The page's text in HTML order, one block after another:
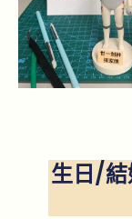
生日/結